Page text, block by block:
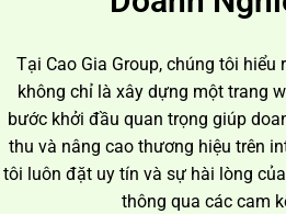
Tại Cao Gia Group, chúng tôi hiểu
không chỉ là xây dựng một trang
bước khởi đầu quan trọng giúp
thu và nâng cao thương hiệu trên
tôi luôn đặt uy tín và sự hài lòng
thông qua các cam